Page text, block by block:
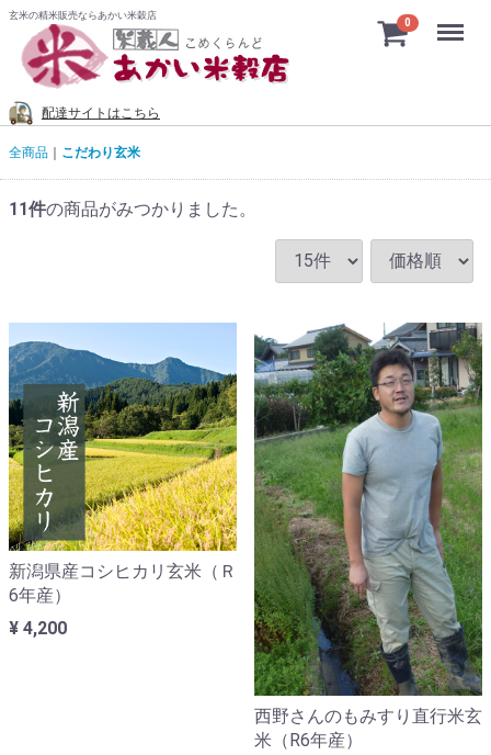
玄米の精米販売ならあかい米穀店
配達サイトはこちら
0 Menu
全商品 こだわり玄米
11件の商品がみつかりました。
新潟県産コシヒカリ玄米（Ｒ
6年産）
¥ 4,200
西野さんのもみすり直行米玄
米（R6年産）